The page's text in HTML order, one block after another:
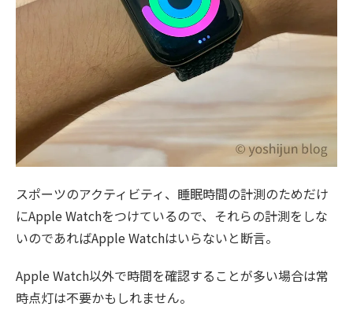
スポーツのアクティビティ、睡眠時間の計測のためだけ
にApple Watchをつけているので、それらの計測をしな
いのであればApple Watchはいらないと断言。
Apple Watch以外で時間を確認することが多い場合は常
時点灯は不要かもしれません。